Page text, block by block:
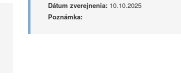
Dátum zverejnenia:10.10.2025
Poznámka: